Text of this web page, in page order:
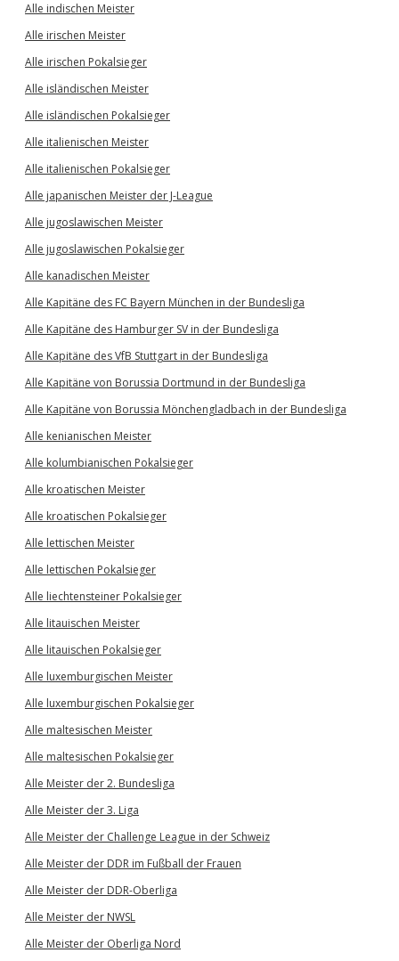
Alle indischen Meister
Alle irischen Meister
Alle irischen Pokalsieger
Alle isländischen Meister
Alle isländischen Pokalsieger
Alle italienischen Meister
Alle italienischen Pokalsieger
Alle japanischen Meister der J-League
Alle jugoslawischen Meister
Alle jugoslawischen Pokalsieger
Alle kanadischen Meister
Alle Kapitäne des FC Bayern München in der Bundesliga
Alle Kapitäne des Hamburger SV in der Bundesliga
Alle Kapitäne des VfB Stuttgart in der Bundesliga
Alle Kapitäne von Borussia Dortmund in der Bundesliga
Alle Kapitäne von Borussia Mönchengladbach in der Bundesliga
Alle kenianischen Meister
Alle kolumbianischen Pokalsieger
Alle kroatischen Meister
Alle kroatischen Pokalsieger
Alle lettischen Meister
Alle lettischen Pokalsieger
Alle liechtensteiner Pokalsieger
Alle litauischen Meister
Alle litauischen Pokalsieger
Alle luxemburgischen Meister
Alle luxemburgischen Pokalsieger
Alle maltesischen Meister
Alle maltesischen Pokalsieger
Alle Meister der 2. Bundesliga
Alle Meister der 3. Liga
Alle Meister der Challenge League in der Schweiz
Alle Meister der DDR im Fußball der Frauen
Alle Meister der DDR-Oberliga
Alle Meister der NWSL
Alle Meister der Oberliga Nord